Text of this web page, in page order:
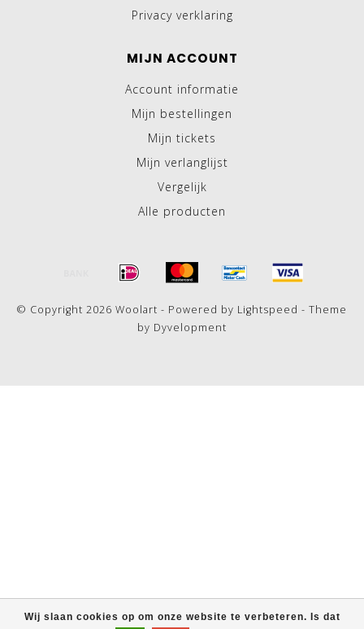
Wij slaan cookies op om onze website te verbeteren. Is dat
Privacy verklaring
MIJN ACCOUNT
Account informatie
Mijn bestellingen
Mijn tickets
Mijn verlanglijst
Vergelijk
Alle producten
© Copyright 2026 Woolart - Powered by Lightspeed - Theme
by Dyvelopment